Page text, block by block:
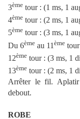
3ème tour : (1 ms, 1
4ème tour : (2 ms, 1
5ème tour : (3 ms, 1
Du 6ème au 11 ème
12ème tour : (3 ms, 1
13ème tour : (2 ms, 1
Arrêter le fil.
debout.
ROBE